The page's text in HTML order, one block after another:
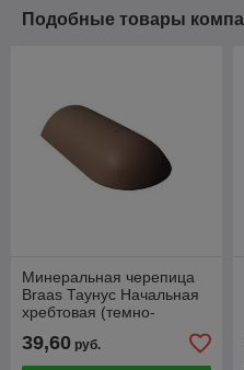
Подобные товары
Минеральная черепица
Braas Таунус Начальная
хребтовая (темно-
39,60 руб.